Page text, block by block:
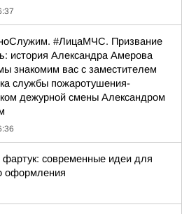
#ЛицаМЧС. Призвание
история Александра Амерова
знакомим вас с заместителем
службы пожаротушения-
дежурной смены Александром
фартук: современные идеи для
оформления